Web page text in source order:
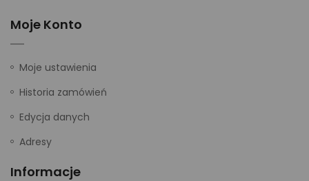
Moje Konto
Moje ustawienia
Historia zamówień
Edycja danych
Adresy
Informacje